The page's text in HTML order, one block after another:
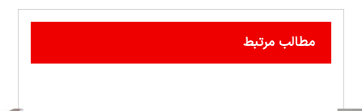
مطالب مرتبط